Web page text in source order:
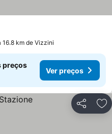
16.8 km de Vizzini
preços
Ver preços
Partilhar